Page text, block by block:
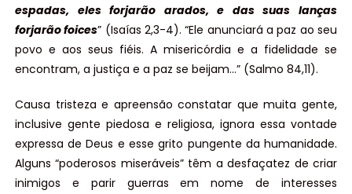
espadas, eles forjarão arados, e das suas lanças
forjarão foices” (Isaías 2,3-4). “Ele anunciará a paz ao seu
povo e aos seus fiéis. A misericórdia e a fidelidade se
encontram, a justiça e a paz se beijam…” (Salmo 84,11).
Causa tristeza e apreensão constatar que muita gente,
inclusive gente piedosa e religiosa, ignora essa vontade
expressa de Deus e esse grito pungente da humanidade.
Alguns “poderosos miseráveis” têm a desfaçatez de criar
inimigos e parir guerras em nome de interesses